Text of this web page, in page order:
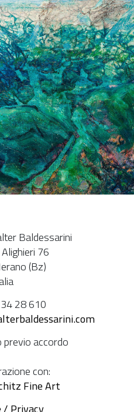
Baldessarini
76
(Bz)
28 610
accordo
con:
Fine Art
/ Privacy